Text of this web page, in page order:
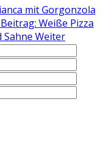
mit Gorgonzola
Weiße Pizza
Sahne Weiter